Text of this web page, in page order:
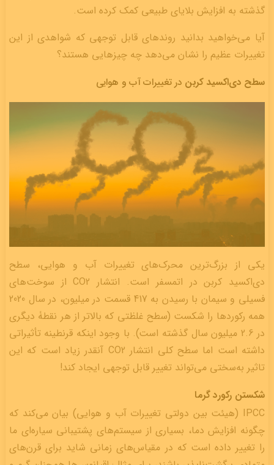
گذشته به افزایش بلایای طبیعی کمک کرده است.
آیا می‌خواهید بدانید روندهای قابل توجهی که شواهدی از این
تغییرات عظیم را نشان می‌دهد چه‌ چیز‌هایی هستند؟
سطح دی‌اکسید کربن در تغییرات آب و هوایی
یکی از بزرگ‌ترین محرک‌های تغییرات آب و هوایی، سطح
دی‌اکسید کربن در اتمسفر است. انتشار CO2 از سوخت‌های
فسیلی و سیمان با رسیدن به 417 قسمت در میلیون، در سال 2020
همه رکوردها را شکست (سطح غلظتی که بالاتر از هر نقطۀ دیگری
در 2.6 میلیون سال گذشته است). با وجود اینکه قرنطینه تأثیراتی
داشته است اما سطح کلی انتشار CO2 آنقدر زیاد است که این
تاثیر به‌سختی می‌تواند تغییر قابل توجهی ایجاد کند!
شکستن رکورد گرما
IPCC (هیئت بین دولتی تغییرات آب و هوایی) بیان می‌کند که
چگونه افزایش دما، بسیاری از سیستم‌های پشتیبانی سیاره‌ای ما
را تغییر داده است که در مقیاس‌های زمانی شاید برای قرن‌های